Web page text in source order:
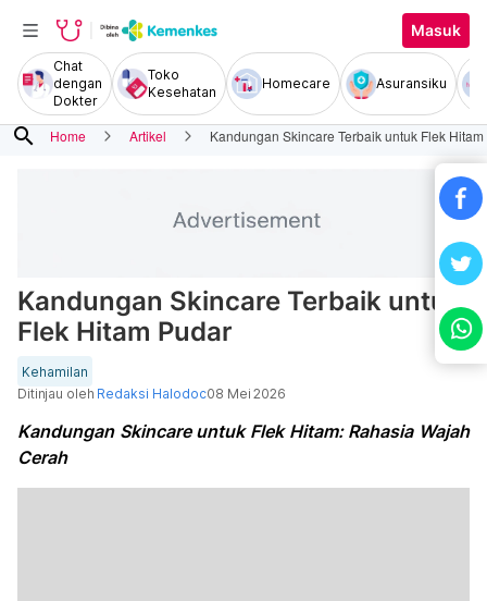
Masuk
Chat
dengan
Dokter
Toko
Kesehatan
Homecare Asuransiku
search Home Artikel Kandungan Skincare Terbaik untuk Flek
Kandungan Skincare Terbaik untuk
Flek Hitam Pudar
Kehamilan
Ditinjau oleh Redaksi Halodoc08 Mei 2026
Kandungan Skincare untuk Flek Hitam: Rahasia Wajah
Cerah